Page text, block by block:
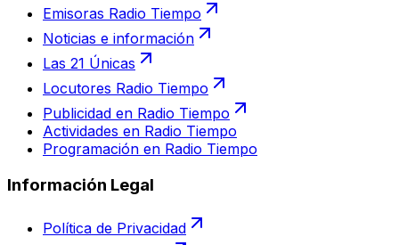
Emisoras Radio Tiempo
Noticias e información
Las 21 Únicas
Locutores Radio Tiempo
Publicidad en Radio Tiempo
Actividades en Radio Tiempo
Programación en Radio Tiempo
Información Legal
Política de Privacidad